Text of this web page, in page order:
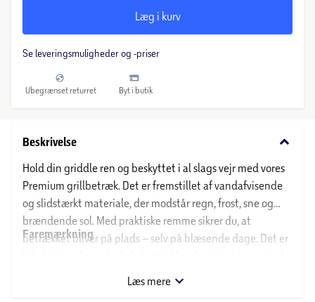
Læg i kurv
Se leveringsmuligheder og -priser
Ubegrænset returret Byt i butik
Beskrivelse keyboard_arrow_down
Hold din griddle ren og beskyttet i al slags vejr med vores
Premium grillbetræk. Det er fremstillet af vandafvisende
og slidstærkt materiale, der modstår regn, frost, sne og
brændende sol. Med praktiske remme sikrer du, at
betrækket bliver på plads – selv på blæsende dage. Det er
Faremærkning
Læs mere